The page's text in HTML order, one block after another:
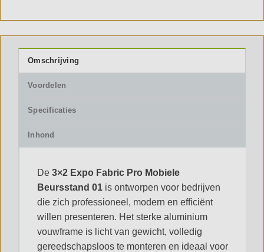
Omschrijving
Voordelen
Specificaties
Inhond
De 3×2 Expo Fabric Pro Mobiele
Beursstand 01 is ontworpen voor bedrijven
die zich professioneel, modern en efficiënt
willen presenteren. Het sterke aluminium
vouwframe is licht van gewicht, volledig
gereedschapsloos te monteren en ideaal voor